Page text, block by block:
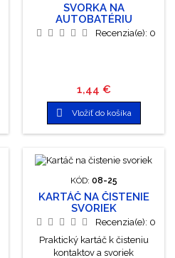
SVORKA NA
AUTOBATÉRIU
MOSADZNÁ 600AMP
Recenzia(e): 0
Cena
1,44 €
 Vložiť do košíka
KÓD: 08-25
KARTÁČ NA ČISTENIE
SVORIEK
Recenzia(e): 0
Praktický kartáč k čisteniu
kontaktov a svoriek